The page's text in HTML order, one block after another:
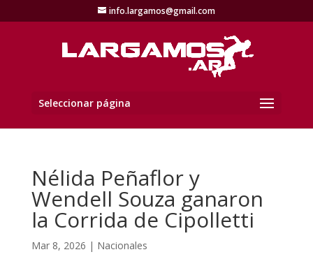
info.largamos@gmail.com
Seleccionar página
Nélida Peñaflor y
Wendell Souza ganaron
la Corrida de Cipolletti
Mar 8, 2026 | Nacionales